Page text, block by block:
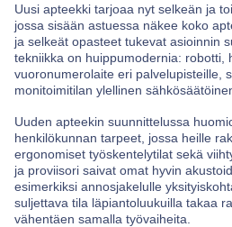
Uusi apteekki tarjoaa nyt selkeän ja
jossa sisään astuessa näkee koko
ja selkeät opasteet tukevat asioinnin
tekniikka on huippumodernia: robotti,
vuoronumerolaite eri palvelupisteille,
monitoimitilan ylellinen
Uuden apteekin suunnittelussa
henkilökunnan tarpeet, jossa heille
ergonomiset työskentelytilat sekä
ja proviisori saivat omat hyvin
esimerkiksi annosjakelulle
suljettava tila läpiantoluukuilla takaa
vähentäen samalla työvaiheita.